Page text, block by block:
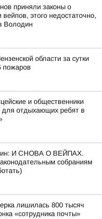
приняли законы о
этого недостаточно,
Володин
области за сутки
пожаров
и общественники
для отдыхающих ребят в
И СНОВА О ВЕЙПАХ.
собраниям
лишилась 800 тысяч
«сотрудника почты»